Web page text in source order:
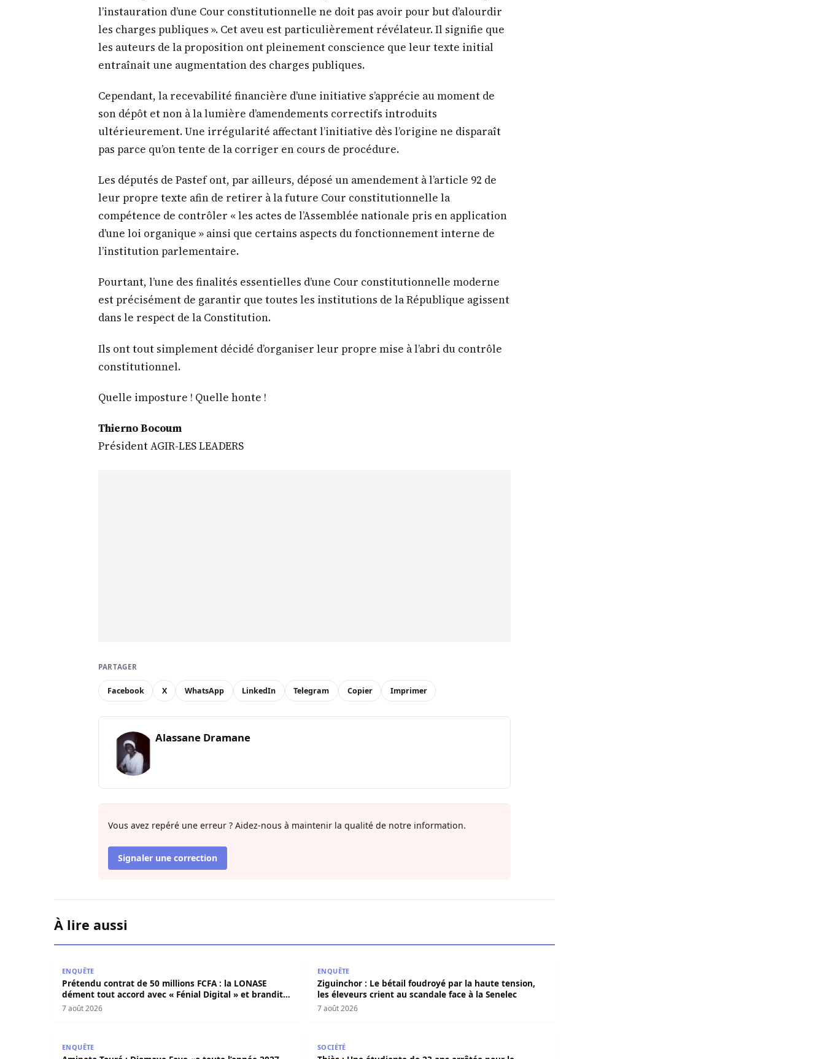
l’instauration d’une Cour constitutionnelle ne doit pas avoir pour but d’alourdir
les charges publiques ». Cet aveu est particulièrement révélateur. Il signifie que
les auteurs de la proposition ont pleinement conscience que leur texte initial
entraînait une augmentation des charges publiques.
Cependant, la recevabilité financière d’une initiative s’apprécie au moment de
son dépôt et non à la lumière d’amendements correctifs introduits
ultérieurement. Une irrégularité affectant l’initiative dès l’origine ne disparaît
pas parce qu’on tente de la corriger en cours de procédure.
Les députés de Pastef ont, par ailleurs, déposé un amendement à l’article 92 de
leur propre texte afin de retirer à la future Cour constitutionnelle la
compétence de contrôler « les actes de l’Assemblée nationale pris en application
d’une loi organique » ainsi que certains aspects du fonctionnement interne de
l’institution parlementaire.
Pourtant, l’une des finalités essentielles d’une Cour constitutionnelle moderne
est précisément de garantir que toutes les institutions de la République agissent
dans le respect de la Constitution.
Ils ont tout simplement décidé d’organiser leur propre mise à l’abri du contrôle
constitutionnel.
Quelle imposture ! Quelle honte !
Thierno Bocoum
Président AGIR-LES LEADERS
PARTAGER
Facebook X WhatsApp LinkedIn Telegram Copier Imprimer
Alassane Dramane
Vous avez repéré une erreur ? Aidez-nous à maintenir la qualité de notre information.
Signaler une correction
À lire aussi
ENQUÊTE
Prétendu contrat de 50 millions FCFA : la LONASE
dément tout accord avec « Fénial Digital » et brandit
la menace de poursuites
7 août 2026
ENQUÊTE
Ziguinchor : Le bétail foudroyé par la haute tension,
les éleveurs crient au scandale face à la Senelec
7 août 2026
ENQUÊTE SOCIÉTÉ